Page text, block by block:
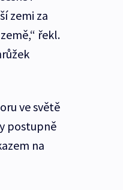
zemi za
řekl.
ve světě
postupně
na